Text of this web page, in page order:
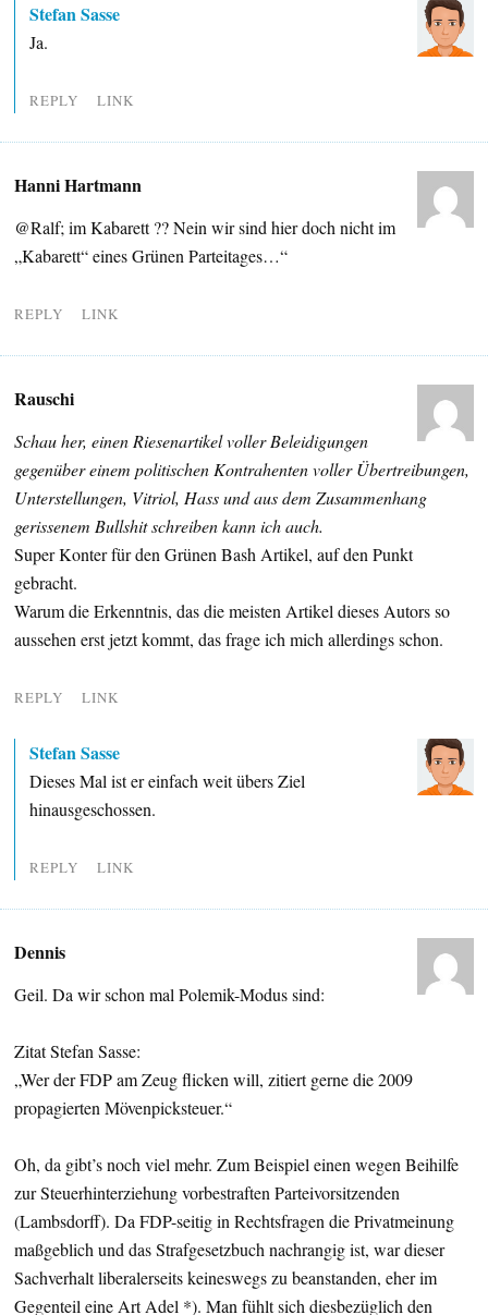
Stefan Sasse
Ja.
REPLY LINK
Hanni Hartmann
@Ralf; im Kabarett ?? Nein wir sind hier doch nicht im
„Kabarett“ eines Grünen Parteitages…“
REPLY LINK
Rauschi
Schau her, einen Riesenartikel voller Beleidigungen
gegenüber einem politischen Kontrahenten voller Übertreibungen,
Unterstellungen, Vitriol, Hass und aus dem Zusammenhang
gerissenem Bullshit schreiben kann ich auch.
Super Konter für den Grünen Bash Artikel, auf den Punkt
gebracht.
Warum die Erkenntnis, das die meisten Artikel dieses Autors so
aussehen erst jetzt kommt, das frage ich mich allerdings schon.
REPLY LINK
Stefan Sasse
Dieses Mal ist er einfach weit übers Ziel
hinausgeschossen.
REPLY LINK
Dennis
Geil. Da wir schon mal Polemik-Modus sind:
Zitat Stefan Sasse:
„Wer der FDP am Zeug flicken will, zitiert gerne die 2009
propagierten Mövenpicksteuer.“
Oh, da gibt’s noch viel mehr. Zum Beispiel einen wegen Beihilfe
zur Steuerhinterziehung vorbestraften Parteivorsitzenden
(Lambsdorff). Da FDP-seitig in Rechtsfragen die Privatmeinung
maßgeblich und das Strafgesetzbuch nachrangig ist, war dieser
Sachverhalt liberalerseits keineswegs zu beanstanden, eher im
Gegenteil eine Art Adel *). Man fühlt sich diesbezüglich den